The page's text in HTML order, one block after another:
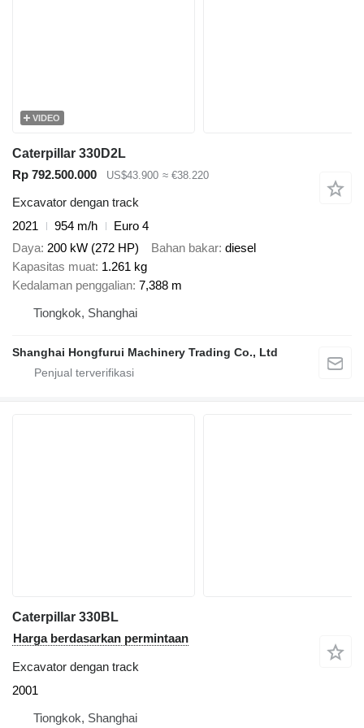
VIDEO
Caterpillar 330D2L
Rp 792.500.000
US$43.900 ≈ €38.220
Excavator dengan track
2021
954 m/h
Euro 4
Daya 200 kW (272 HP) Bahan bakar diesel
Kapasitas muat 1.261 kg
Kedalaman penggalian 7,388 m
Tiongkok, Shanghai
Shanghai Hongfurui Machinery Trading Co., Ltd
Caterpillar 330BL
Harga berdasarkan permintaan
Excavator dengan track
2001
Tiongkok, Shanghai